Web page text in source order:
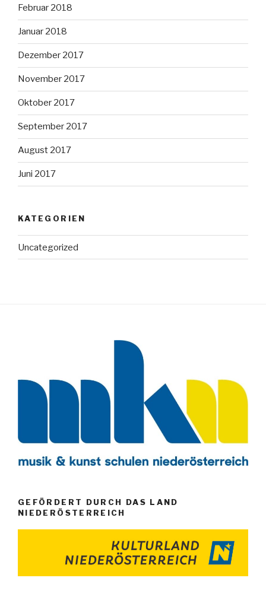
Februar 2018
Januar 2018
Dezember 2017
November 2017
Oktober 2017
September 2017
August 2017
Juni 2017
KATEGORIEN
Uncategorized
GEFÖRDERT DURCH DAS LAND
NIEDERÖSTERREICH